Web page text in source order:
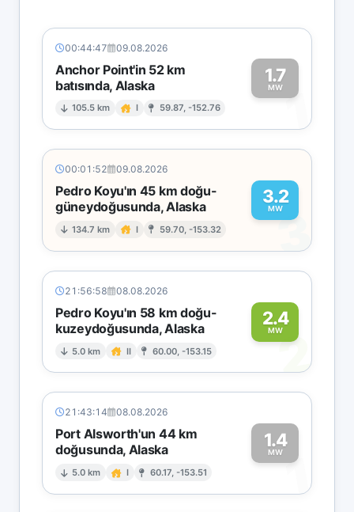
00:44:47 09.08.2026
Anchor Point'in 52 km
batısında, Alaska
105.5 km I 59.87, -152.76
1.7
MW1
00:01:52 09.08.2026
Pedro Koyu'ın 45 km doğu-
güneydoğusunda, Alaska
134.7 km I 59.70, -153.32
3.2
MW
3
21:56:58 08.08.2026
Pedro Koyu'ın 58 km doğu-
kuzeydoğusunda, Alaska
5.0 km II 60.00, -153.15
2.4
MW2
21:43:14 08.08.2026
Port Alsworth'un 44 km
doğusunda, Alaska
5.0 km I 60.17, -153.51
1.4
MW1